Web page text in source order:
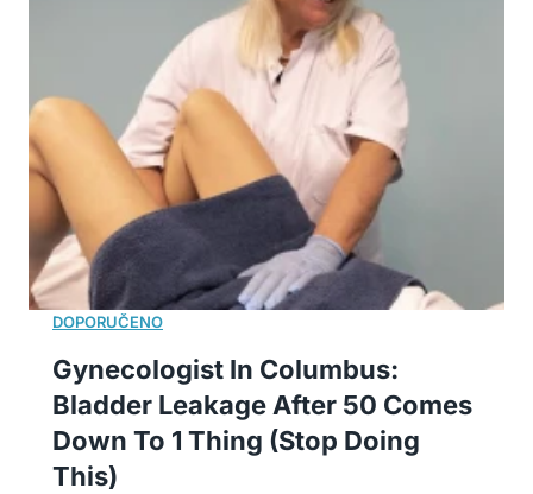
Gynecologist In Columbus:
Bladder Leakage After 50 Comes
Down To 1 Thing (Stop Doing
This)